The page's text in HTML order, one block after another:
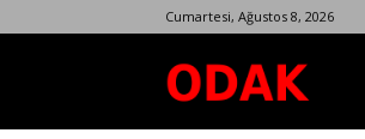
Cumartesi, Ağustos 8, 2026